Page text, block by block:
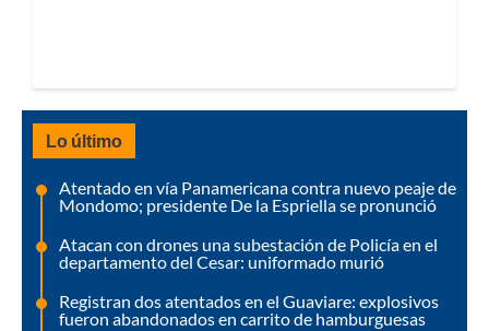
Lo último
Atentado en vía Panamericana contra nuevo peaje de
Mondomo; presidente De la Espriella se pronunció
Atacan con drones una subestación de Policía en el
departamento del Cesar: uniformado murió
Registran dos atentados en el Guaviare: explosivos
fueron abandonados en carrito de hamburguesas